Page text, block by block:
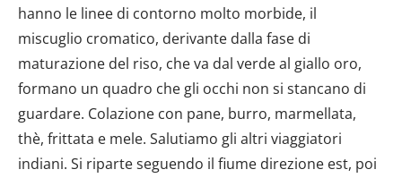
hanno le linee di contorno molto morbide, il
miscuglio cromatico, derivante dalla fase di
maturazione del riso, che va dal verde al giallo oro,
formano un quadro che gli occhi non si stancano di
guardare. Colazione con pane, burro, marmellata,
thè, frittata e mele. Salutiamo gli altri viaggiatori
indiani. Si riparte seguendo il fiume direzione est, poi